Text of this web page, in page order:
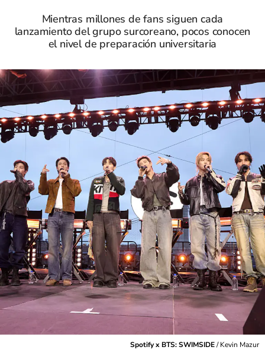
Mientras millones de fans siguen cada
lanzamiento del grupo surcoreano, pocos conocen
el nivel de preparación universitaria
Spotify x BTS: SWIMSIDE/Kevin Mazur